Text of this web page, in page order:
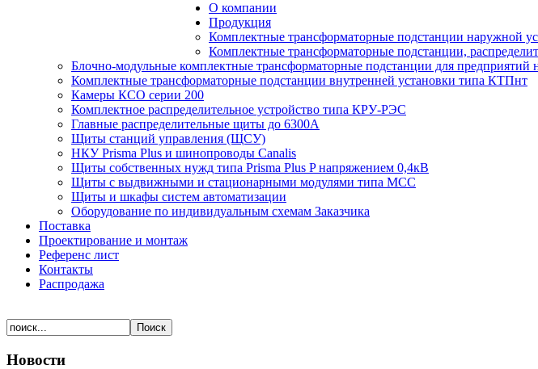
О компании
Продукция
Комплектные трансформаторные подстанции наружной
Комплектные трансформаторные подстанции,
Блочно-модульные комплектные трансформаторные подстанции для предприятий
Комплектные трансформаторные подстанции внутренней установки типа КТПнт
Камеры КСО серии 200
Комплектное распределительное устройство типа КРУ-РЭС
Главные распределительные щиты до 6300А
Щиты станций управления (ЩСУ)
НКУ Prisma Plus и шинопроводы Canalis
Щиты собственных нужд типа Prisma Plus P напряжением 0,4кВ
Щиты с выдвижными и стационарными модулями типа МСС
Щиты и шкафы систем автоматизации
Оборудование по индивидуальным схемам Заказчика
Поставка
Проектирование и монтаж
Референс лист
Контакты
Распродажа
Новости